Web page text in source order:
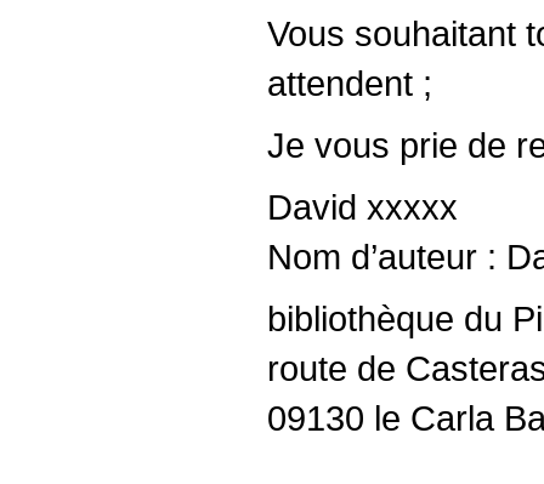
Vous souhaitant
attendent ;
Je vous prie de
David xxxxx
Nom d’auteur :
bibliothèque du
route de
09130 le Carla